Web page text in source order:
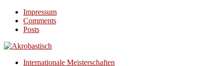
Impressum
Comments
Posts
Internationale Meisterschaften